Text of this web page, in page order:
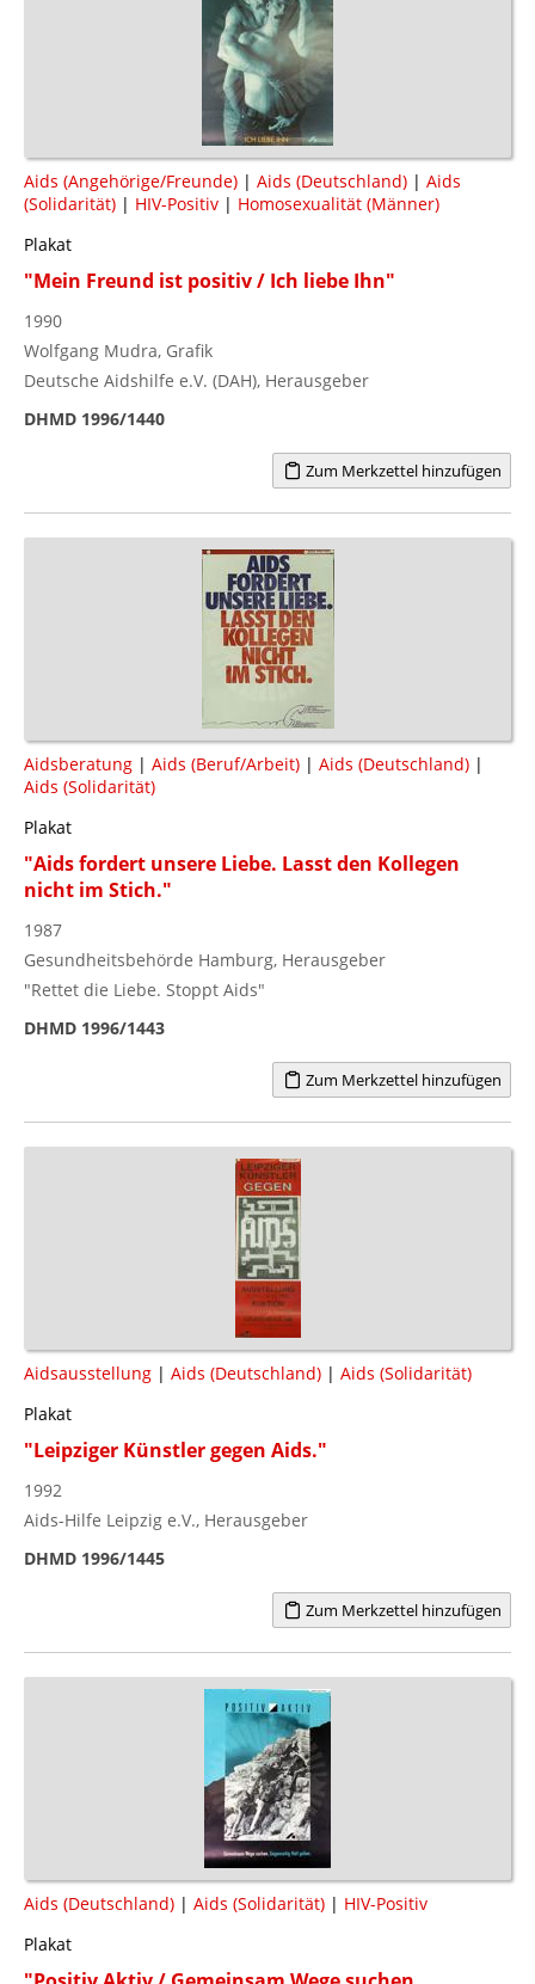
Aids (Angehörige/Freunde) | Aids (Deutschland) | Aids
(Solidarität) | HIV-Positiv | Homosexualität (Männer)
Plakat
"Mein Freund ist positiv / Ich liebe Ihn"
1990
Wolfgang Mudra, Grafik
Deutsche Aidshilfe e.V. (DAH), Herausgeber
DHMD 1996/1440
Zum Merkzettel hinzufügen
Aidsberatung | Aids (Beruf/Arbeit) | Aids (Deutschland) |
Aids (Solidarität)
Plakat
"Aids fordert unsere Liebe. Lasst den Kollegen
nicht im Stich."
1987
Gesundheitsbehörde Hamburg, Herausgeber
"Rettet die Liebe. Stoppt Aids"
DHMD 1996/1443
Zum Merkzettel hinzufügen
Aidsausstellung | Aids (Deutschland) | Aids (Solidarität)
Plakat
"Leipziger Künstler gegen Aids."
1992
Aids-Hilfe Leipzig e.V., Herausgeber
DHMD 1996/1445
Zum Merkzettel hinzufügen
Aids (Deutschland) | Aids (Solidarität) | HIV-Positiv
Plakat